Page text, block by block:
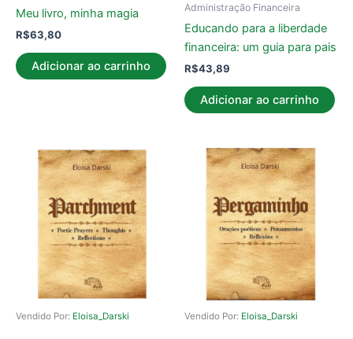
Meu livro, minha magia
R$63,80
Adicionar ao carrinho
Administração Financeira
Educando para a liberdade
financeira: um guia para pais
R$43,89
Adicionar ao carrinho
Vendido Por: Eloisa_Darski Vendido Por: Eloisa_Darski